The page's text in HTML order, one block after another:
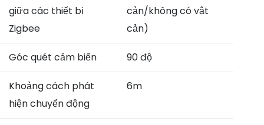
giữa các thiết bị
Zigbee
cản/không có vật
cản)
Góc quét cảm biến 90 độ
Khoảng cách phát
hiện chuyển động
6m